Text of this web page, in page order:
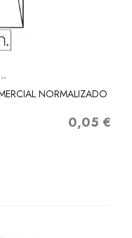
NORMALIZADO
Precio
0,05 €